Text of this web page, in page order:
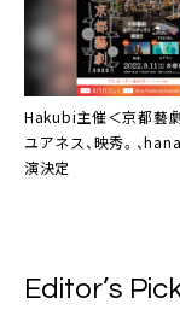
Hakubi主催＜京都藝
ユアネス、映秀。、
演決定
Editor’s